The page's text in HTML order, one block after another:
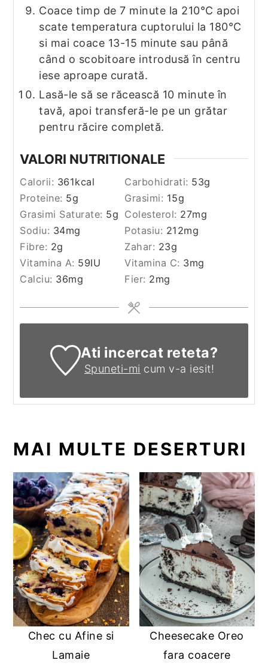
Coace timp de 7 minute la 210°C apoi
scate temperatura cuptorului la 180°C
si mai coace 13-15 minute sau până
când o scobitoare introdusă în centru
iese aproape curată.
Lasă-le să se răcească 10 minute în
tavă, apoi transferă-le pe un grătar
pentru răcire completă.
VALORI NUTRITIONALE
Calorii: 361kcal Carbohidrati: 53g
Proteine: 5g Grasimi: 15g
Grasimi Saturate: 5g Colesterol: 27mg
Sodiu: 34mg Potasiu: 212mg
Fibre: 2g Zahar: 23g
Vitamina A: 59IU Vitamina C: 3mg
Calciu: 36mg Fier: 2mg
Ati incercat reteta?
Spuneti-mi cum v-a iesit!
MAI MULTE DESERTURI
Chec cu Afine si
Lamaie
Cheesecake Oreo
fara coacere